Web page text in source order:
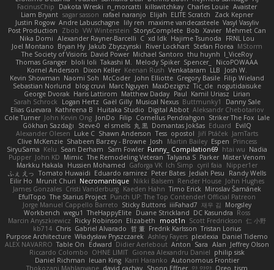
FacinusChip
Dakota Wreski n_morcatti killswitchkay Charles Louie Avaister
Liam Bryant sagar sasson rafael naranjo Elijah ELITE Scratch
Zack Kepner
Justin Rogow Andre Labuschagne lily ren maxime vandecasteele Vasyl Vasyliv
Post Production
Zbob VW Winterstein StorysComplete Bob Xavier Mehmet Can
Nika Domi Alexander Rayner-Barcelli C xd Idk Hajime Tsunoda
FRNL Lou
Joel Montano Bryan Hy Jakub Zbyszynski River Lockhart Stefan Florea MStorm
The Society of Visions David Power Michael Santoro thu huynh I_ViceRoy
Thomas Granger bloli loli Takashi M. Melody Spiker Spencer_
NicoPOWAAA
Kornel Anderson
Dixon Keller Keenan Rush Venkataram LLB
Josh W.
Kevin Showman Naomi Soh McCoder John Elliotte Gregory Basile Filip Wieland
Sebastian Norlund
blog cruvi Marc Nguyen MaxDezignz Tic_cle nogutidaisuke
George Dvorak Haris Lattirom Matthew Daday Paul Kamil Uriasz Lirian
Sarah Schrock
Logan Hertz Gaël Gilly Musical Nexus Buttmunky1
Danny Sale
Elias Guevara Kathreena B Huitaka Studio Digital Abbot Aleksandr Chebotariov
Cole Turner John Kevin Ong JonDo Filip Cornellus Pendrahgon Striker The Fox Lale
Gökhan Sazdağı
Steve-0 el smells 丸 黒 Domantas Jokšas Eduard
EvilQ
Alexander Olesen Luke C Shawn Anderson Tess opostol Jiří Ptáček JamTarts
Clive McKenzie Shabeen Barzey - Browne Josh Martin Bailey Espen Princess
SiryuSama Kelu Sean Derham Sam Fowler Funny_ Compilation69 htai wu Nadia
Pupper John KD Mimic The Remodeling Veteran Talyana S Parker Mister Venom
Markku Hakala
Hussien Mohamed Gaforga VK Ich Simp cyril faia
Nipper1er
ふぇ えっ Tomato Huwaidi Eduardo ramirez Peter Bates Jediah Pesu
Randy Wells
Eilir Ho Mrunit Churi Necromantique Nikki Balsem Render House John Hughes
James Gonzales Cristi Vanderburg Kaeden Hahn Timo Erick Miroslav Šamánek
EfulTopo The Starius Project Punch UP: The Top Contender! Official Patreon
Jorge Manuel Cappello Barreto Sticky Buttons iiiFahad7 재우 김 Morgsley
Workbench wegu1 TheHappyElite Duane Strickland DC Kasundra Ross
Marcin Anyszkiewicz Ricky Robinson Elizabeth moot1n Scott Fredrickson 仁 小野
kb714 Chris Gabriel Alvarado 哲 董 Fredrik Karlsson Tristan Lorius
Purpose Architecture Władysław Pryszczarek Ashley Fayers plexlexia Daniel Tidemo
ALEX NAVARRO Table On Edward Didier Aerlebout Anton Sara Alan Jeffrey Olson
Riccardo Colombo OHNE LIMIT Gionea Alexandru Daniel philip sisk
Daniel Richman Ieuan King Karri Haranko Autonomous Frontier
Thokozani Mahlanyane david cachay Shonn Effner 얍 얍얍 Oreo_tism